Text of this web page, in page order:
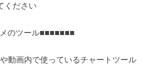
ください
のツール■■■■■■■
や動画内で使っているチャートツール